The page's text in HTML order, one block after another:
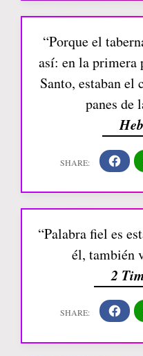
“Porque el
así: en la primera
Santo, estaban el
panes de
“Palabra fiel es
él, también
2